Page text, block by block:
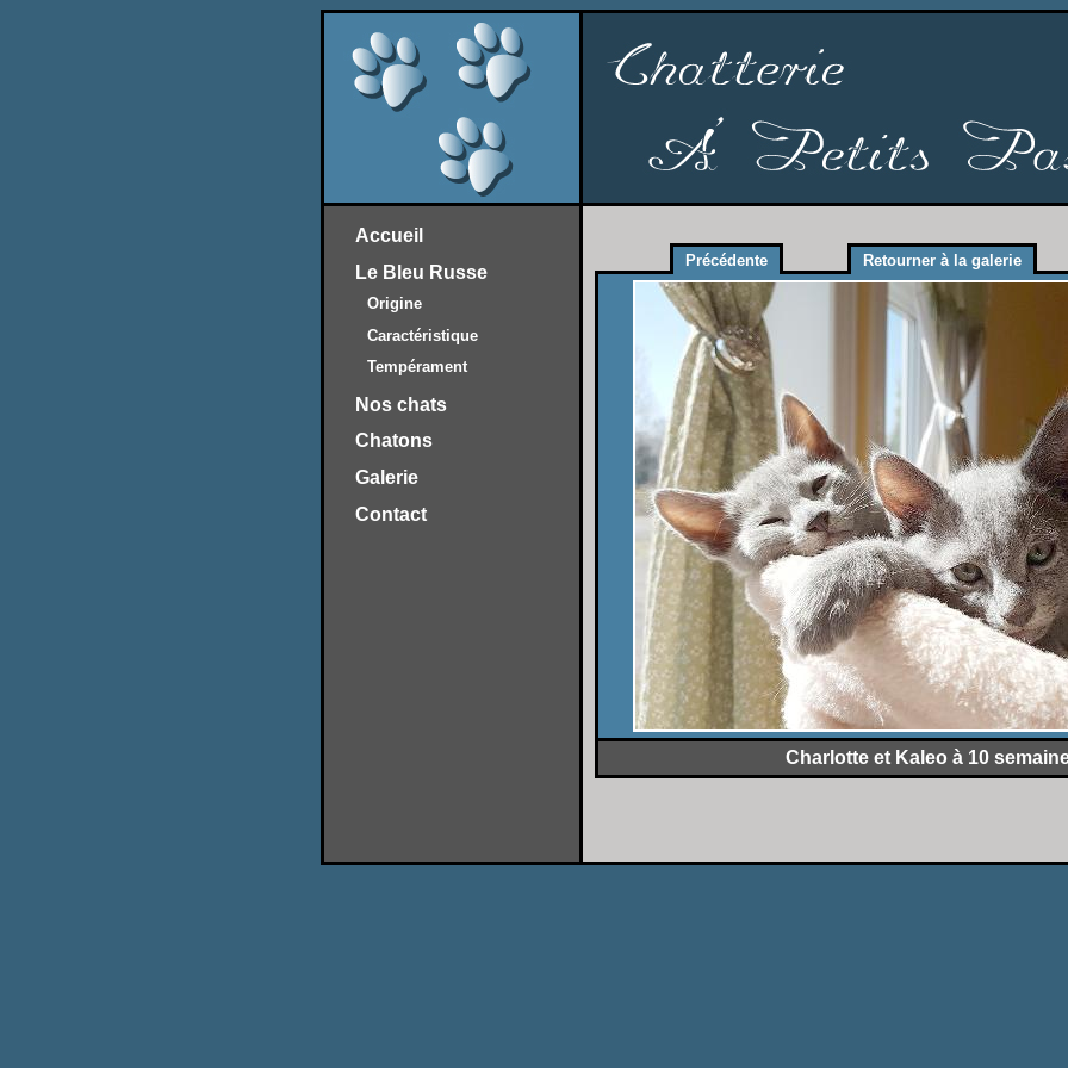
Accueil
Le Bleu Russe
Origine
Caractéristique
Tempérament
Nos chats
Chatons
Galerie
Contact
Précédente Retourner à la galerie
Charlotte et Kaleo à 10